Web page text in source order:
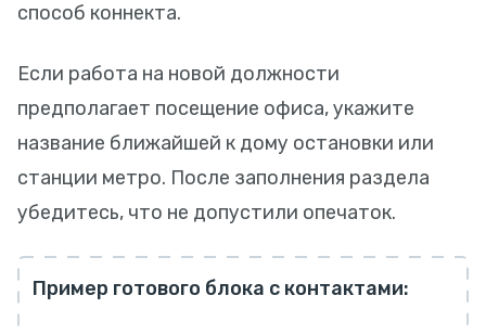
способ коннекта.
Если работа на новой должности
предполагает посещение офиса, укажите
название ближайшей к дому остановки или
станции метро. После заполнения раздела
убедитесь, что не допустили опечаток.
Пример готового блока с контактами: